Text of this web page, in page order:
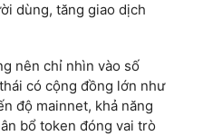
dùng, tăng giao dịch
nên chỉ nhìn vào số
có cộng đồng lớn như
độ mainnet, khả năng
bổ token đóng vai trò